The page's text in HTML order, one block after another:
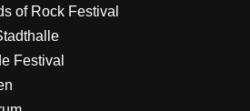
of Rock Festival
Festival